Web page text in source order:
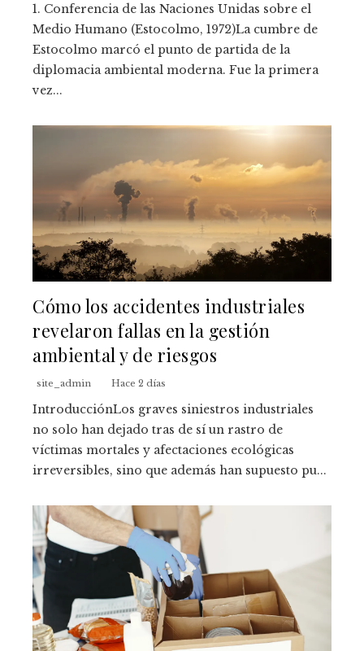
1. Conferencia de las Naciones Unidas sobre el
Medio Humano (Estocolmo, 1972)La cumbre de
Estocolmo marcó el punto de partida de la
diplomacia ambiental moderna. Fue la primera
vez...
Cómo los accidentes industriales
revelaron fallas en la gestión
ambiental y de riesgos
site_admin Hace 2 días
IntroducciónLos graves siniestros industriales
no solo han dejado tras de sí un rastro de
víctimas mortales y afectaciones ecológicas
irreversibles, sino que además han supuesto pu...